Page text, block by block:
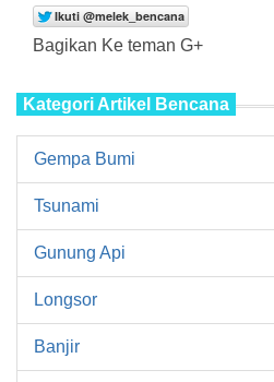
Bagikan Ke teman G+
Kategori Artikel Bencana
Gempa Bumi
Tsunami
Gunung Api
Longsor
Banjir